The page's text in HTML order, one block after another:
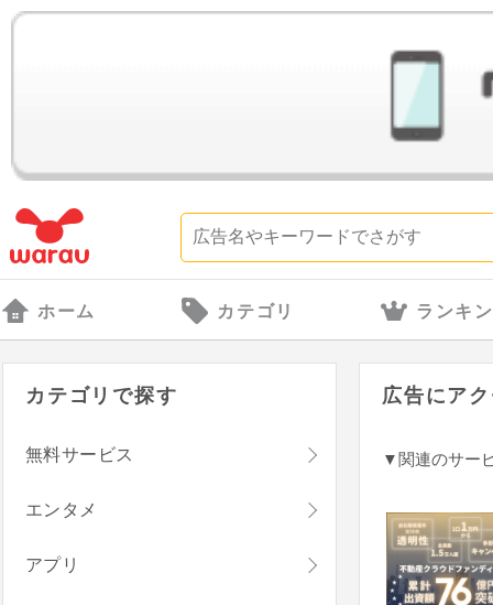
ホーム カテゴリ ランキ
広告にア
▼関連のサー
カテゴリで探す
無料サービス
エンタメ
アプリ